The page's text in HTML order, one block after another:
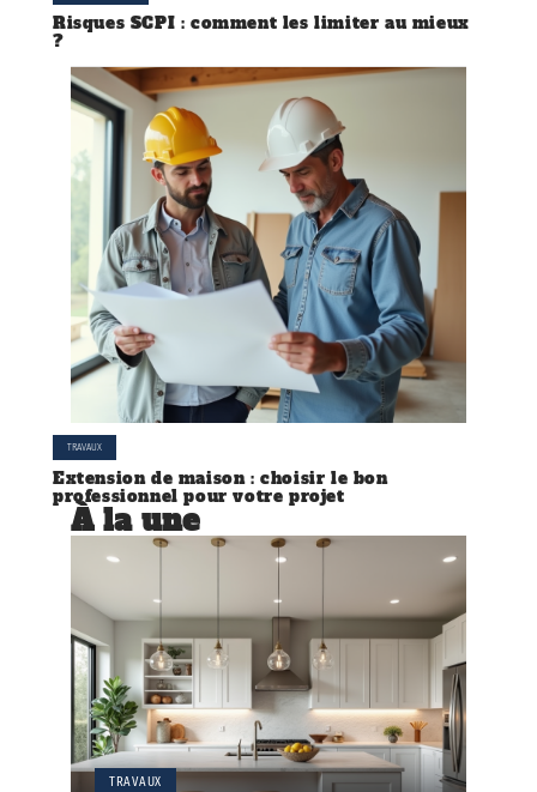
Risques SCPI : comment les limiter au mieux
?
TRAVAUX
Extension de maison : choisir le bon
professionnel pour votre projet
À la une
TRAVAUX